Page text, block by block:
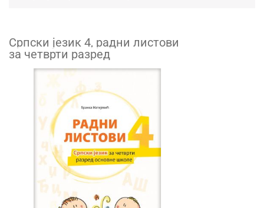
Српски језик 4, радни листови
за четврти разред